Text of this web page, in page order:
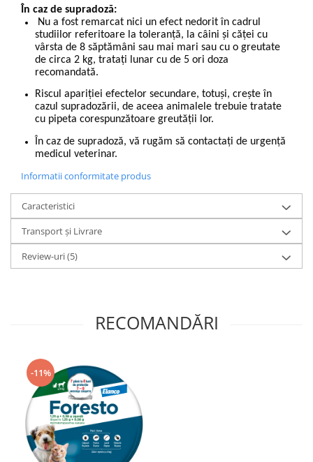
În caz de supradoză:
Nu a fost remarcat nici un efect nedorit în cadrul
studiilor referitoare la toleranţă, la câini şi căţei cu
vârsta de 8 săptămâni sau mai mari sau cu o greutate
de circa 2 kg, trataţi lunar cu de 5 ori doza
recomandată.
Riscul apariţiei efectelor secundare, totuşi, creşte în
cazul supradozării, de aceea animalele trebuie tratate
cu pipeta corespunzătoare greutăţii lor.
În caz de supradoză, vă rugăm să contactați de urgență
medicul veterinar.
Informatii conformitate produs
Caracteristici
Transport și Livrare
Review-uri(5)
RECOMANDĂRI
-11%